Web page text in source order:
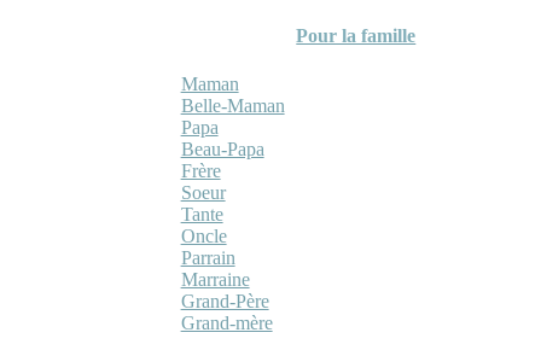
Pour la famille
Maman
Belle-Maman
Papa
Beau-Papa
Frère
Soeur
Tante
Oncle
Parrain
Marraine
Grand-Père
Grand-mère